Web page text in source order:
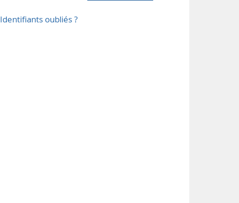
Identifiants oubliés ?